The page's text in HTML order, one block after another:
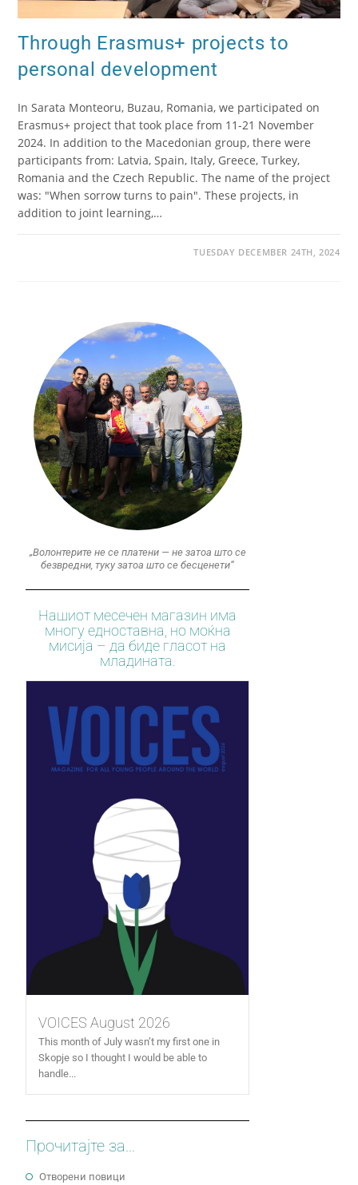
Through Erasmus+ projects to
personal development
In Sarata Monteoru, Buzau, Romania, we participated on
Erasmus+ project that took place from 11-21 November
2024. In addition to the Macedonian group, there were
participants from: Latvia, Spain, Italy, Greece, Turkey,
Romania and the Czech Republic. The name of the project
was: "When sorrow turns to pain". These projects, in
addition to joint learning,…
TUESDAY DECEMBER 24TH, 2024
„Волонтерите не се платени — не затоа што се
безвредни, туку затоа што се бесценети“
Нашиот месечен магазин има
многу едноставна, но моќна
мисија – да биде гласот на
младината.
VOICES August 2026
This month of July wasn’t my first one in
Skopje so I thought I would be able to
handle...
Прочитајте за...
Отворени повици